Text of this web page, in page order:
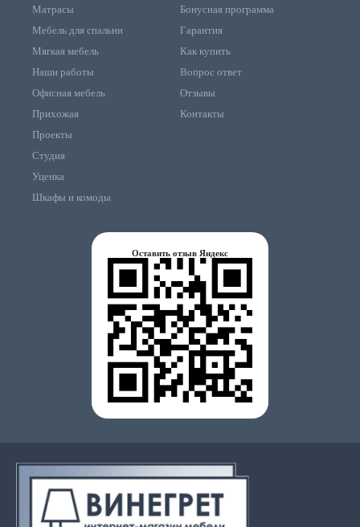
Матрасы
Мебель для спальни
Мягкая мебель
Наши работы
Офисная мебель
Прихожая
Проекты
Студия
Уценка
Шкафы и комоды
Бонусная программа
Гарантия
Как купить
Вопрос ответ
Отзывы
Контакты
Оставить отзыв Яндекс